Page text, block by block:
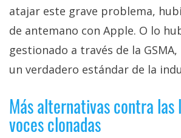
atajar este grave problema,
de antemano con Apple. O lo
gestionado a través de la
un verdadero estándar de la
Más alternativas contra las
voces clonadas